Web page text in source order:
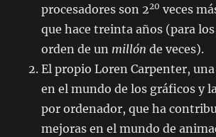
procesadores son 220 veces
que hace treinta años (para
orden de un millón de veces).
El propio Loren Carpenter,
en el mundo de los gráficos y
por ordenador, que ha
mejoras en el mundo de